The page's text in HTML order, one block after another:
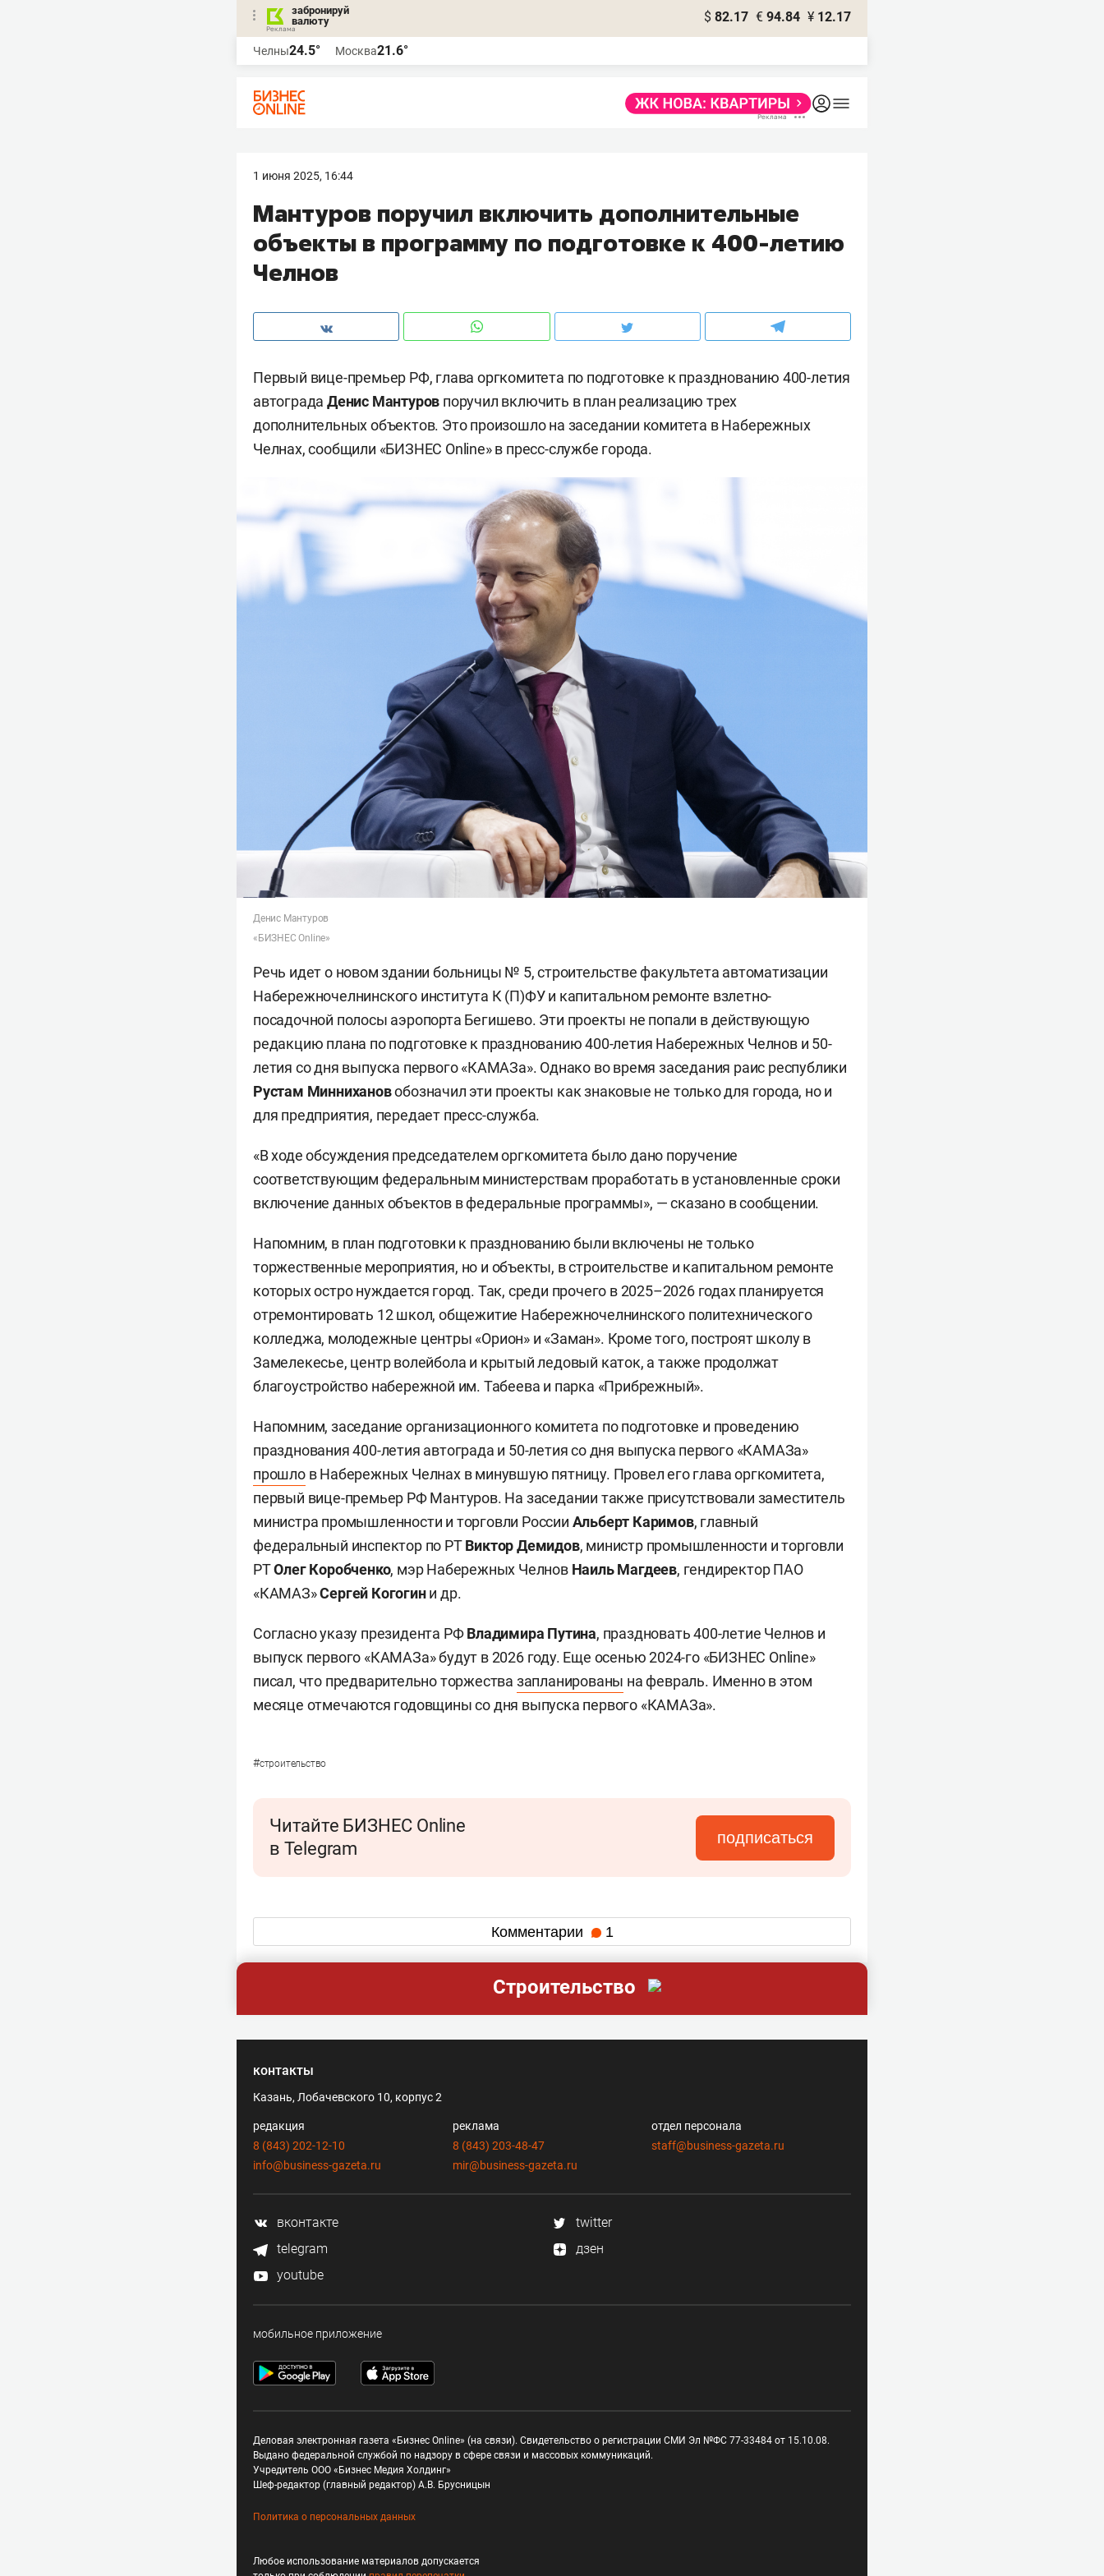
забронируй
валюту
$ 82.17 € 94.84 ¥ 12.17
Челны24.5° Москва21.6°
1 июня 2025, 16:44
Мантуров поручил включить дополнительные
объекты в программу по подготовке к 400-летию
Челнов
Первый вице-премьер РФ, глава оргкомитета по подготовке к празднованию 400-летия
автоградаДенис Мантуров поручил включить в план реализацию трех
дополнительных объектов. Это произошло на заседании комитета в Набережных
Челнах, сообщили «БИЗНЕС Online» в пресс-службе города.
Денис Мантуров
«БИЗНЕС Online»
Речь идет о новом здании больницы № 5, строительстве факультета автоматизации
Набережночелнинского института К (П)ФУ и капитальном ремонте взлетно-
посадочной полосы аэропорта Бегишево. Эти проекты не попали в действующую
редакцию плана по подготовке к празднованию 400-летия Набережных Челнов и 50-
летия со дня выпуска первого «КАМАЗа». Однако во время заседания раис республики
Рустам Миннихановобозначил эти проекты как знаковые не только для города, но и
для предприятия, передает пресс-служба.
«В ходе обсуждения председателем оргкомитета было дано поручение
соответствующим федеральным министерствам проработать в установленные сроки
включение данных объектов в федеральные программы», — сказано в сообщении.
Напомним, в план подготовки к празднованию были включены не только
торжественные мероприятия, но и объекты, в строительстве и капитальном ремонте
которых остро нуждается город. Так, среди прочего в 2025–2026 годах планируется
отремонтировать 12 школ, общежитие Набережночелнинского политехнического
колледжа, молодежные центры «Орион» и «Заман». Кроме того, построят школу в
Замелекесье, центр волейбола и крытый ледовый каток, а также продолжат
благоустройство набережной им. Табеева и парка «Прибрежный».
Напомним, заседание организационного комитета по подготовке и проведению
празднования 400-летия автограда и 50-летия со дня выпуска первого «КАМАЗа»
прошлов Набережных Челнах в минувшую пятницу. Провел его глава оргкомитета,
первый вице-премьер РФ Мантуров. На заседании также присутствовали заместитель
министра промышленности и торговли России Альберт Каримов, главный
федеральный инспектор по РТВикторДемидов, министр промышленности и торговли
РТОлег Коробченко, мэр Набережных Челнов Наиль Магдеев, гендиректор ПАО
«КАМАЗ»Сергей Когогини др.
Согласно указу президента РФВладимира Путина, праздновать 400-летие Челнов и
выпуск первого «КАМАЗа» будут в 2026 году. Еще осенью 2024-го «БИЗНЕС Online»
писал, что предварительно торжества запланированы на февраль. Именно в этом
месяце отмечаются годовщины со дня выпуска первого «КАМАЗа».
#строительство
Читайте БИЗНЕС Online
в Telegram
подписаться
Комментарии 1
Строительство
контакты
Казань, Лобачевского 10, корпус 2
редакция
8 (843) 202-12-10
info@business-gazeta.ru
реклама
8 (843) 203-48-47
mir@business-gazeta.ru
отдел персонала
staff@business-gazeta.ru
вконтакте
twitter
telegram
дзен
youtube
мобильное приложение
Деловая электронная газета «Бизнес Online» (на связи). Свидетельство о регистрации СМИ Эл №ФС 77-33484 от 15.10.08.
Выдано федеральной службой по надзору в сфере связи и массовых коммуникаций.
Учредитель ООО «Бизнес Медия Холдинг»
Шеф-редактор (главный редактор) А.В. Брусницын
Политика о персональных данных
Любое использование материалов допускается